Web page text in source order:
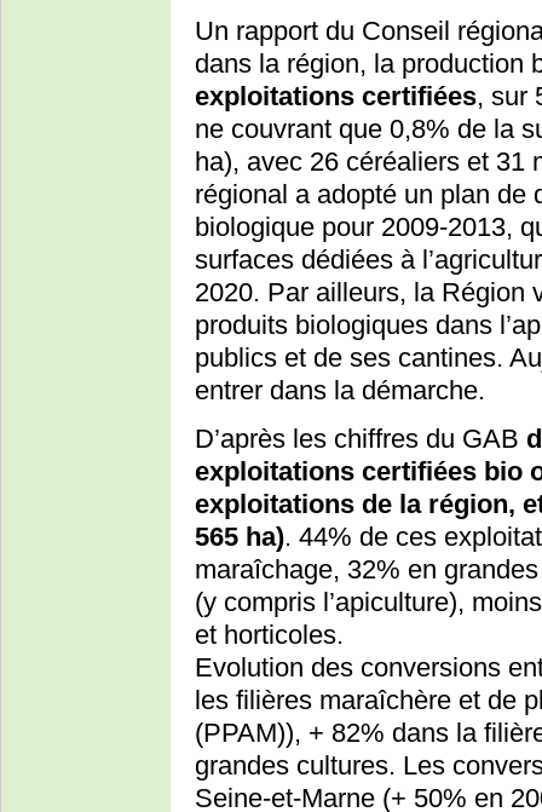
Un rapport du Conseil
dans la région, la production
exploitations certifiées, sur
ne couvrant que 0,8% de la
ha), avec 26 céréaliers et 31
régional a adopté un plan de
biologique pour 2009-2013,
surfaces dédiées à
2020. Par ailleurs, la Région
produits biologiques dans
publics et de ses cantines.
entrer dans la démarche.
D’après les chiffres du GAB
exploitations certifiées bio
exploitations de la région,
565 ha). 44% de ces
maraîchage, 32% en
(y compris l’apiculture),
et horticoles.
Evolution des conversions
les filières maraîchère et de
(PPAM)), + 82% dans la
grandes cultures. Les
Seine-et-Marne (+ 50% en